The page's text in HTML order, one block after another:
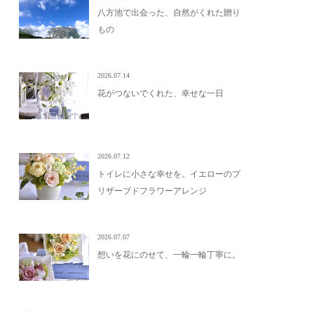
八方池で出会った、自然がくれた贈り
もの
2026.07.14
花がつないでくれた、幸せな一日
2026.07.12
トイレに小さな幸せを。イエローのプ
リザーブドフラワーアレンジ
2026.07.07
想いを花にのせて、一輪一輪丁寧に。